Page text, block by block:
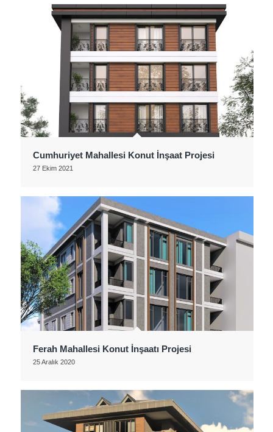
Cumhuriyet Mahallesi Konut İnşaat Projesi
27 Ekim 2021
Ferah Mahallesi Konut İnşaatı Projesi
25 Aralık 2020